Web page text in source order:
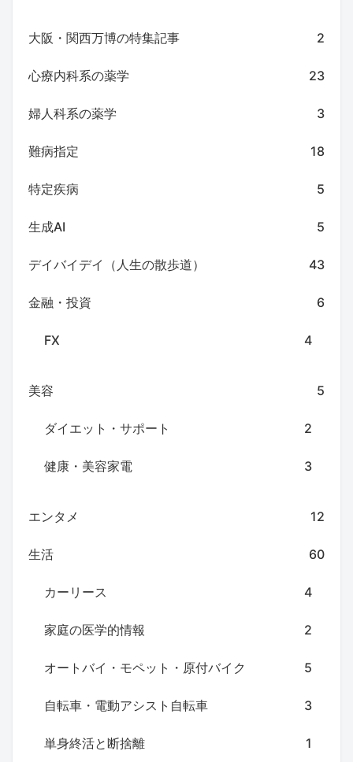
大阪・関西万博の特集記事 2
心療内科系の薬学 23
婦人科系の薬学 3
難病指定 18
特定疾病 5
生成AI 5
デイバイデイ（人生の散歩道） 43
金融・投資 6
FX 4
美容 5
ダイエット・サポート 2
健康・美容家電 3
エンタメ 12
生活 60
カーリース 4
家庭の医学的情報 2
オートバイ・モペット・原付バイク 5
自転車・電動アシスト自転車 3
単身終活と断捨離 1